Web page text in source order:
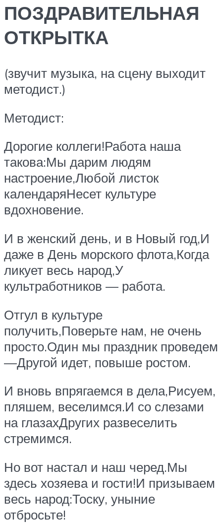
ПОЗДРАВИТЕЛЬНАЯ
ОТКРЫТКА
(звучит музыка, на сцену выходит
методист.)
Методист:
Дорогие коллеги!Работа наша
такова:Мы дарим людям
настроение,Любой листок
календаряНесет культуре
вдохновение.
И в женский день, и в Новый год,И
даже в День морского флота,Когда
ликует весь народ,У
культработников — работа.
Отгул в культуре
получить,Поверьте нам, не очень
просто.Один мы праздник проведем
—Другой идет, повыше ростом.
И вновь впрягаемся в дела,Рисуем,
пляшем, веселимся.И со слезами
на глазахДругих развеселить
стремимся.
Но вот настал и наш черед.Мы
здесь хозяева и гости!И призываем
весь народ:Тоску, уныние
отбросьте!